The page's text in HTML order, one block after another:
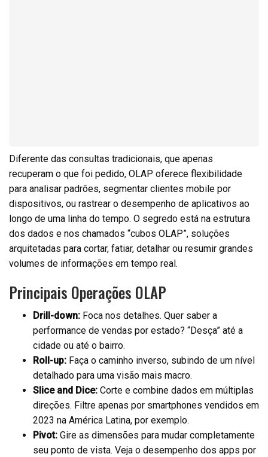
Diferente das consultas tradicionais, que apenas
recuperam o que foi pedido, OLAP oferece flexibilidade
para analisar padrões, segmentar clientes mobile por
dispositivos, ou rastrear o desempenho de aplicativos ao
longo de uma linha do tempo. O segredo está na estrutura
dos dados e nos chamados “cubos OLAP”, soluções
arquitetadas para cortar, fatiar, detalhar ou resumir grandes
volumes de informações em tempo real.
Principais Operações OLAP
Drill-down: Foca nos detalhes. Quer saber a
performance de vendas por estado? “Desça” até a
cidade ou até o bairro.
Roll-up: Faça o caminho inverso, subindo de um nível
detalhado para uma visão mais macro.
Slice and Dice: Corte e combine dados em múltiplas
direções. Filtre apenas por smartphones vendidos em
2023 na América Latina, por exemplo.
Pivot: Gire as dimensões para mudar completamente
seu ponto de vista. Veja o desempenho dos apps por